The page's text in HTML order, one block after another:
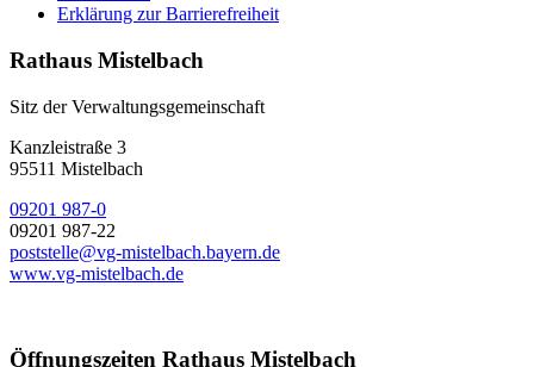
Erklärung zur Barrierefreiheit
Rathaus Mistelbach
Sitz der Verwaltungsgemeinschaft
Kanzleistraße 3
95511 Mistelbach
09201 987-0
09201 987-22
poststelle@vg-mistelbach.bayern.de
www.vg-mistelbach.de
Öffnungszeiten Rathaus Mistelbach